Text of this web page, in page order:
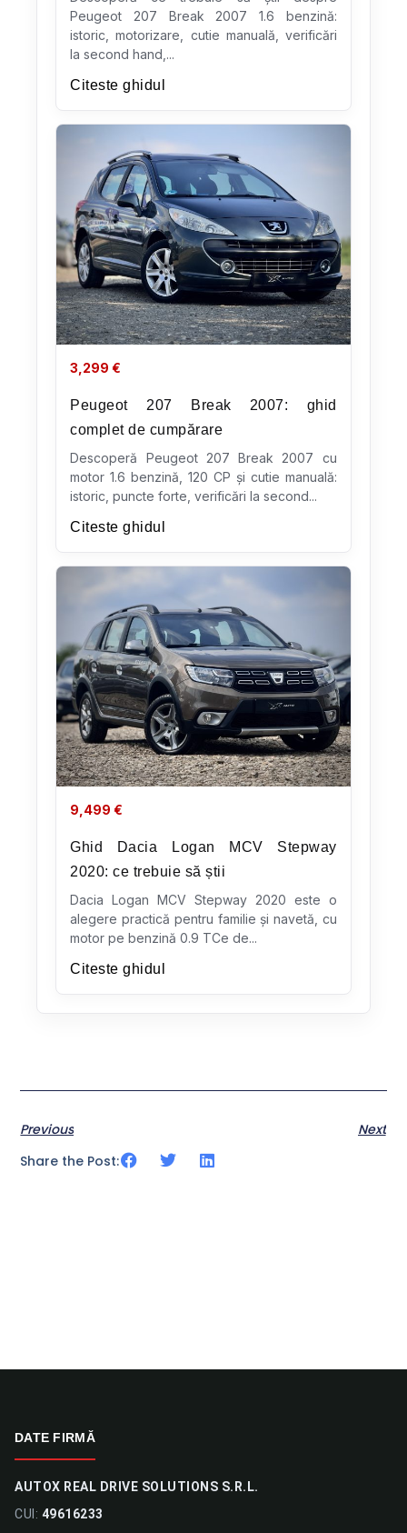
Peugeot 207 Break 2007 1.6 benzină:
istoric, motorizare, cutie manuală, verificări
la second hand,...
Citeste ghidul
3,299€
Peugeot 207 Break 2007: ghid
complet de cumpărare
Descoperă Peugeot 207 Break 2007 cu
motor 1.6 benzină, 120 CP și cutie manuală:
istoric, puncte forte, verificări la second...
Citeste ghidul
9,499€
Ghid Dacia Logan MCV Stepway
2020: ce trebuie să știi
Dacia Logan MCV Stepway 2020 este o
alegere practică pentru familie și navetă, cu
motor pe benzină 0.9 TCe de...
Citeste ghidul
Previous
Next
Share the Post:
DATE FIRMĂ
AUTOX REAL DRIVE SOLUTIONS S.R.L.
CUI: 49616233